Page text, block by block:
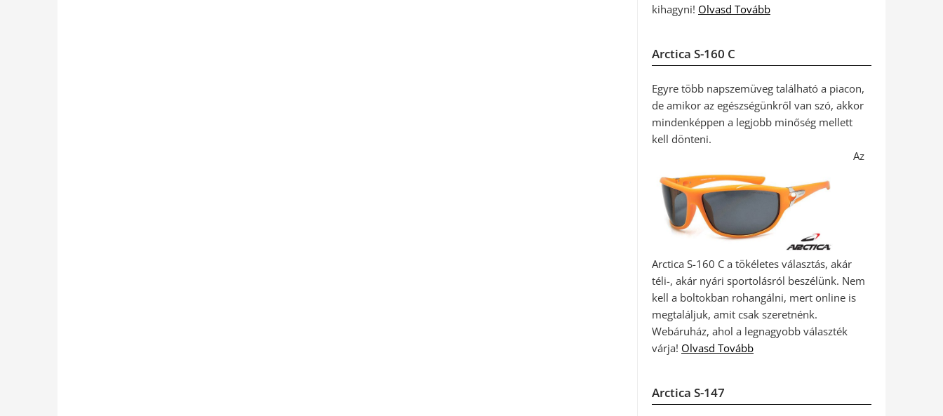
kihagyni! Olvasd Tovább
Arctica S-160 C
Egyre több napszemüveg található a piacon,
de amikor az egészségünkről van szó, akkor
mindenképpen a legjobb minőség mellett
kell dönteni.
Az
Arctica S-160 C a tökéletes választás, akár
téli-, akár nyári sportolásról beszélünk. Nem
kell a boltokban rohangálni, mert online is
megtaláljuk, amit csak szeretnénk.
Webáruház, ahol a legnagyobb választék
várja! Olvasd Tovább
Arctica S-147